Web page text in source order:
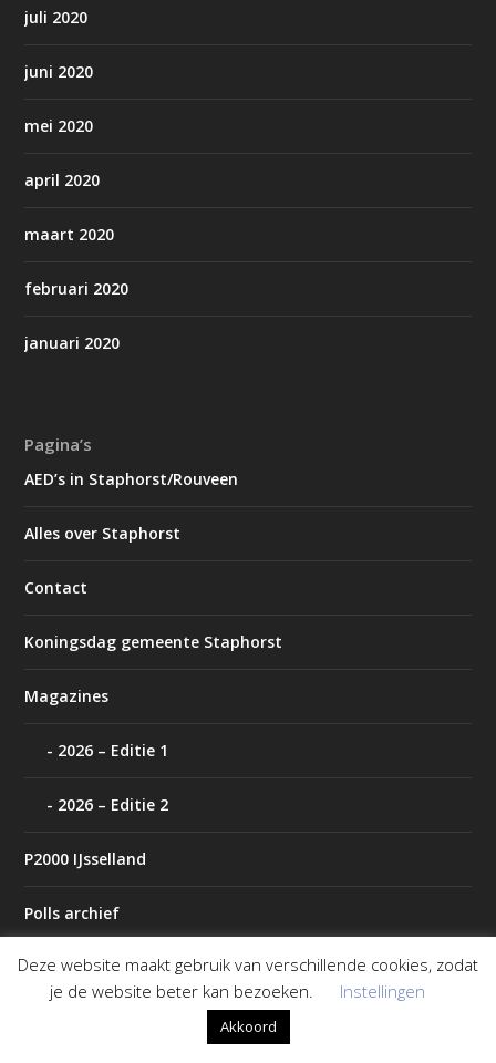
juli 2020
juni 2020
mei 2020
april 2020
maart 2020
februari 2020
januari 2020
Pagina’s
AED’s in Staphorst/Rouveen
Alles over Staphorst
Contact
Koningsdag gemeente Staphorst
Magazines
2026 – Editie 1
2026 – Editie 2
P2000 IJsselland
Polls archief
Tip de redactie
Deze website maakt gebruik van verschillende cookies, zodat
je de website beter kan bezoeken.
Instellingen
Akkoord